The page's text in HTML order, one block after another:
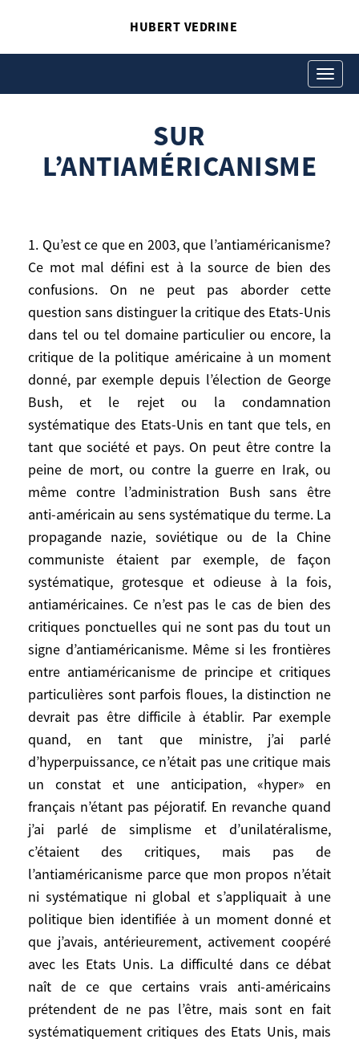
HUBERT VEDRINE
Toggle
SUR
L’ANTIAMÉRICANISME
1. Qu’est ce que en 2003, que l’antiaméricanisme?
Ce mot mal défini est à la source de bien des
confusions. On ne peut pas aborder cette
question sans distinguer la critique des Etats-Unis
dans tel ou tel domaine particulier ou encore, la
critique de la politique américaine à un moment
donné, par exemple depuis l’élection de George
Bush, et le rejet ou la condamnation
systématique des Etats-Unis en tant que tels, en
tant que société et pays. On peut être contre la
peine de mort, ou contre la guerre en Irak, ou
même contre l’administration Bush sans être
anti-américain au sens systématique du terme. La
propagande nazie, soviétique ou de la Chine
communiste étaient par exemple, de façon
systématique, grotesque et odieuse à la fois,
antiaméricaines. Ce n’est pas le cas de bien des
critiques ponctuelles qui ne sont pas du tout un
signe d’antiaméricanisme. Même si les frontières
entre antiaméricanisme de principe et critiques
particulières sont parfois floues, la distinction ne
devrait pas être difficile à établir. Par exemple
quand, en tant que ministre, j’ai parlé
d’hyperpuissance, ce n’était pas une critique mais
un constat et une anticipation, «hyper» en
français n’étant pas péjoratif. En revanche quand
j’ai parlé de simplisme et d’unilatéralisme,
c’étaient des critiques, mais pas de
l’antiaméricanisme parce que mon propos n’était
ni systématique ni global et s’appliquait à une
politique bien identifiée à un moment donné et
que j’avais, antérieurement, activement coopéré
avec les Etats Unis. La difficulté dans ce débat
naît de ce que certains vrais anti-américains
prétendent de ne pas l’être, mais sont en fait
systématiquement critiques des Etats Unis, mais
SUR
Sur l’antiaméricanisme
1. Qu’est ce que en 2003, que
l’antiaméricanisme? Ce mot mal défini est
à la source de bien des confusions. On ne
peut pas aborder cette question sans
distinguer la critique des Etats-Unis dans
tel ou tel domaine particulier ou encore, la
critique de la politique américaine à un
moment donné, par exemple depuis
l’élection de George Bush, et le rejet ou la
condamnation systématique des Etats-
Unis en tant que tels, en tant que société
et pays. On peut être contre la peine de
mort, ou contre la guerre en Irak, ou même
contre l’administration Bush sans être
anti-américain au sens systématique du
terme. La propagande nazie, soviétique ou
de la Chine communiste étaient par
exemple, de façon systématique,
grotesque et odieuse à la fois,
antiaméricaines. Ce n’est pas le cas de bien
des critiques ponctuelles qui ne sont pas
du tout un signe d’antiaméricanisme.
Même si les frontières entre
antiaméricanisme de principe et critiques
particulières sont parfois floues, la
distinction ne devrait pas être difficile à
établir. Par exemple quand, en tant que
ministre, j’ai parlé d’hyperpuissance, ce
n’était pas une critique mais un constat et
une anticipation, «hyper» en français
n’étant pas péjoratif. En revanche quand
j’ai parlé de simplisme et d’unilatéralisme,
c’étaient des critiques, mais pas de
l’antiaméricanisme parce que mon propos
n’était ni systématique ni global et